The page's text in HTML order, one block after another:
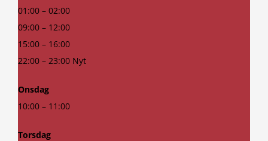
01:00 – 02:00
09:00 – 12:00
15:00 – 16:00
22:00 – 23:00 Nyt
Onsdag
10:00 – 11:00
Torsdag